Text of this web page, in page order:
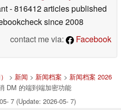
- 816412 articles published
since 2008
contact me via:
Facebook
> 新闻 > 新闻档案 > 新闻档案 2026
DM 的端到端加密功能
7 (Update: 2026-05- 7)